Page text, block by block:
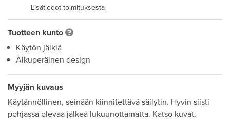
Lisätiedot toimituksesta
Tuotteen kunto
Käytön jälkiä
Alkuperäinen design
Myyjän kuvaus
Käytännöllinen, seinään kiinnitettävä säilytin. Hyvin siisti
pohjassa olevaa jälkeä lukuunottamatta. Katso kuvat.